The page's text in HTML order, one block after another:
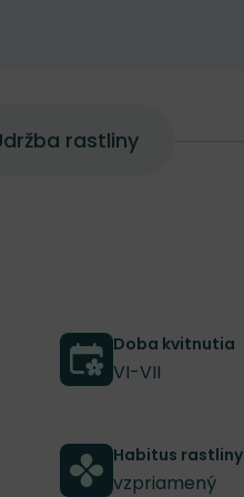
rastliny
Doba kvitnutia
VI-VII
Habitus rastliny
vzpriamený